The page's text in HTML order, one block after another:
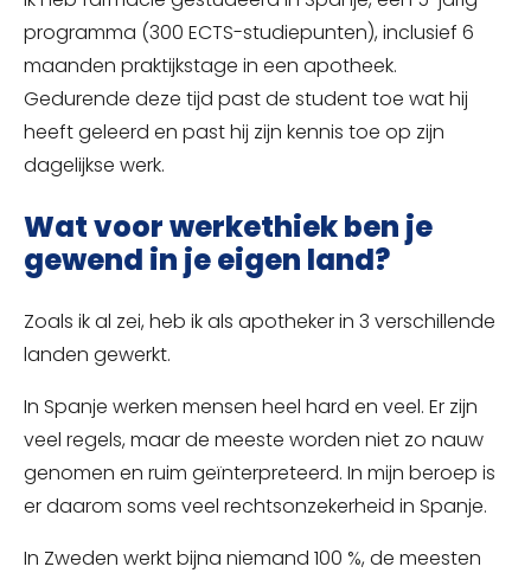
programma (300 ECTS-studiepunten), inclusief 6
maanden praktijkstage in een apotheek.
Gedurende deze tijd past de student toe wat hij
heeft geleerd en past hij zijn kennis toe op zijn
dagelijkse werk.
Wat voor werkethiek ben je
gewend in je eigen land?
Zoals ik al zei, heb ik als apotheker in 3 verschillende
landen gewerkt.
In Spanje werken mensen heel hard en veel. Er zijn
veel regels, maar de meeste worden niet zo nauw
genomen en ruim geïnterpreteerd. In mijn beroep is
er daarom soms veel rechtsonzekerheid in Spanje.
In Zweden werkt bijna niemand 100 %, de meesten